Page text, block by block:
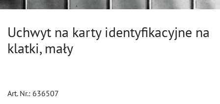
Uchwyt na karty identyfikacyjne na
klatki, mały
Art. Nr.: 636507